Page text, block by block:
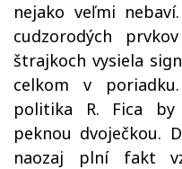
nejako veľmi
cudzorodých
štrajkoch vysiela
celkom v
politika R. Fica
peknou dvoječkou.
naozaj plní fakt